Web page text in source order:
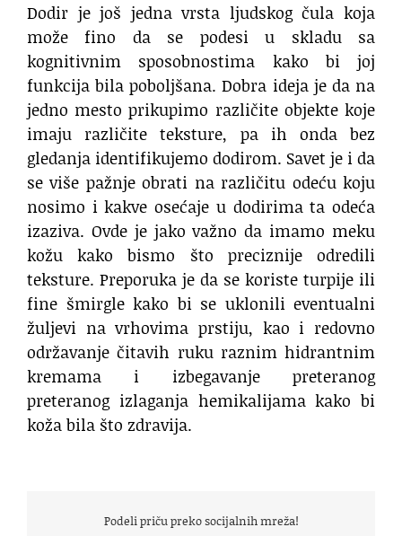
Dodir je još jedna vrsta ljudskog čula koja
može fino da se podesi u skladu sa
kognitivnim sposobnostima kako bi joj
funkcija bila poboljšana. Dobra ideja je da na
jedno mesto prikupimo različite objekte koje
imaju različite teksture, pa ih onda bez
gledanja identifikujemo dodirom. Savet je i da
se više pažnje obrati na različitu odeću koju
nosimo i kakve osećaje u dodirima ta odeća
izaziva. Ovde je jako važno da imamo meku
kožu kako bismo što preciznije odredili
teksture. Preporuka je da se koriste turpije ili
fine šmirgle kako bi se uklonili eventualni
žuljevi na vrhovima prstiju, kao i redovno
održavanje čitavih ruku raznim hidrantnim
kremama i izbegavanje preteranog
preteranog izlaganja hemikalijama kako bi
koža bila što zdravija.
Podeli priču preko socijalnih mreža!